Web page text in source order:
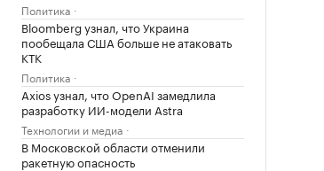
Политика
Bloomberg узнал, что Украина
пообещала США больше не атаковать
КТК
Политика
Axios узнал, что OpenAI замедлила
разработку ИИ-модели Astra
Технологии и медиа
В Московской области отменили
ракетную опасность